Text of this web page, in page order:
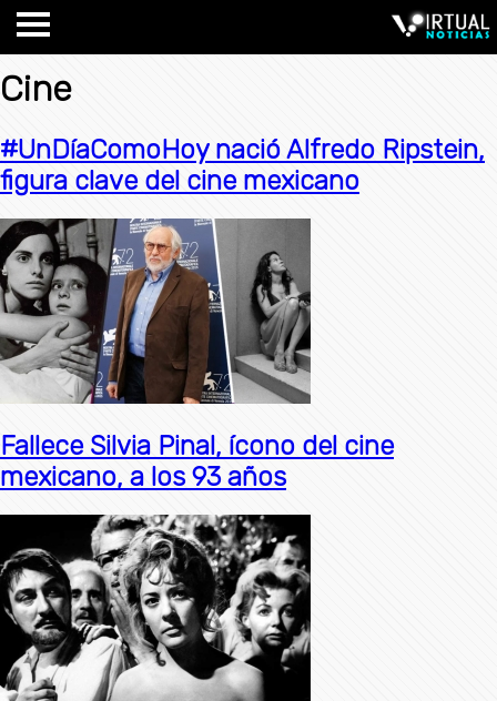
Cine
#UnDíaComoHoy nació Alfredo Ripstein,
figura clave del cine mexicano
Fallece Silvia Pinal, ícono del cine
mexicano, a los 93 años